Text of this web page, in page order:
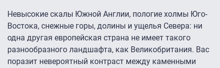
Невысокие скалы Южной Англии, пологие холмы Юго-
Востока, снежные горы, долины и ущелья Севера: ни
одна другая европейская страна не имеет такого
разнообразного ландшафта, как Великобритания. Вас
поразит невероятный контраст между каменными